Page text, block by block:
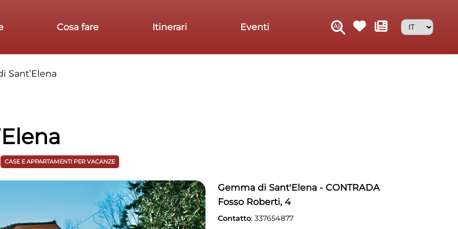
Cosa fare Itinerari Eventi
Sant’Elena
CASE E APPARTAMENTI PER VACANZE
Gemma di Sant'Elena - CONTRADA
Fosso Roberti, 4
Contatto: 337654877